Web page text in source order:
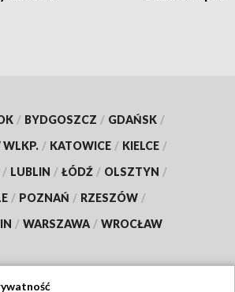
/ BYDGOSZCZ / GDAŃSK /
WLKP. / KATOWICE / KIELCE /
/ LUBLIN / ŁÓDŹ / OLSZTYN /
/ POZNAŃ / RZESZÓW /
/ WARSZAWA / WROCŁAW